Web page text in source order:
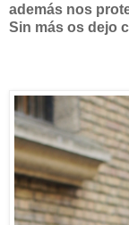
además nos
Sin más os dejo